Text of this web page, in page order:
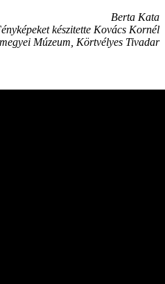
Berta Kata
készitette Kovács Kornél
Múzeum, Körtvélyes Tivadar